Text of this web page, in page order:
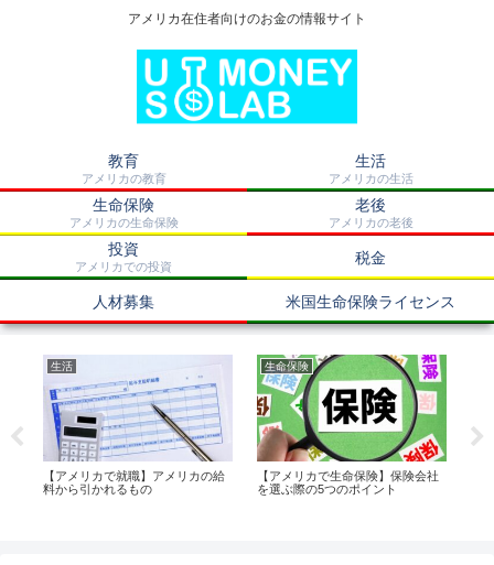
アメリカ在住者向けのお金の情報サイト
教育
アメリカの教育
生活
アメリカの生活
生命保険
アメリカの生命保険
老後
アメリカの老後
投資
アメリカでの投資 税金
人材募集 米国生命保険ライセンス
生活
【アメリカで就職】アメリカの給
料から引かれるもの
生命保険
【アメリカで生命保険】保険会社
を選ぶ際の5つのポイント